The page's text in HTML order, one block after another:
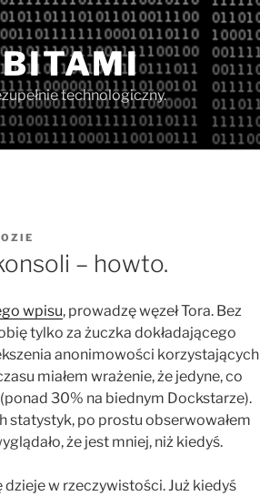
technologiczny.
– howto.
wpisu, prowadzę węzeł Tora. Bez
tylko za żuczka dokładającego
anonimowości korzystających
miałem wrażenie, że jedyne, co
30% na biednym Dockstarze).
statystyk, po prostu obserwowałem
że jest mniej, niż kiedyś.
w rzeczywistości. Już kiedyś